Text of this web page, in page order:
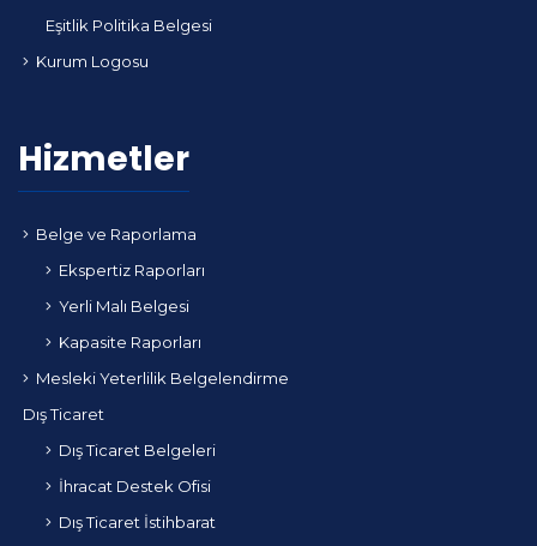
Eşitlik Politika Belgesi
Kurum Logosu
Hizmetler
Belge ve Raporlama
Ekspertiz Raporları
Yerli Malı Belgesi
Kapasite Raporları
Mesleki Yeterlilik Belgelendirme
Dış Ticaret
Dış Ticaret Belgeleri
İhracat Destek Ofisi
Dış Ticaret İstihbarat